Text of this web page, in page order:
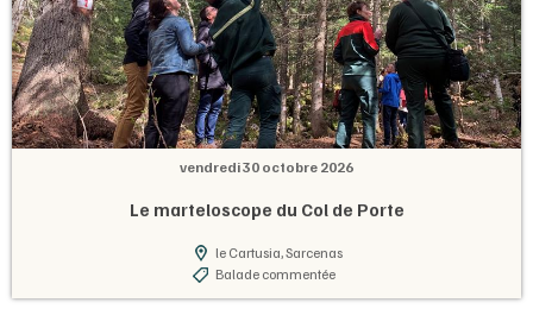
vendredi 30 octobre 2026
Le marteloscope du Col de Porte
le Cartusia, Sarcenas
Balade commentée